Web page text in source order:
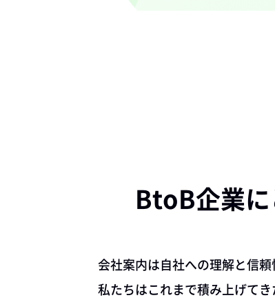
BtoB企業
会社案内は自社への理解と信
私たちはこれまで積み上げて